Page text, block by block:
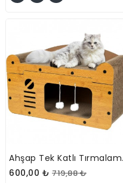
Ahşap
600,00 ₺ 719,88 ₺